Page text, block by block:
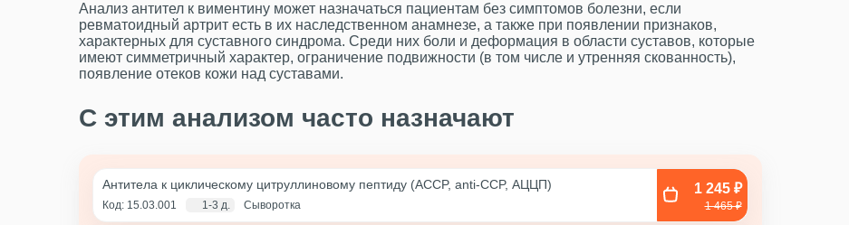
Анализ антител к виментину может назначаться пациентам без симптомов болезни, если
ревматоидный артрит есть в их наследственном анамнезе, а также при появлении признаков,
характерных для суставного синдрома. Среди них боли и деформация в области суставов, которые
имеют симметричный характер, ограничение подвижности (в том числе и утренняя скованность),
появление отеков кожи над суставами.
С этим анализом часто назначают
Антитела к циклическому цитруллиновому пептиду (ACCP, anti-CCP, АЦЦП)
Код: 15.03.001 1-3 д. Сыворотка
1 245 ₽
1 465 ₽